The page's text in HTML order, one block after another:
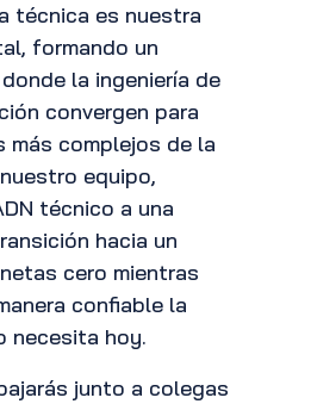
técnica es nuestra
formando un
la ingeniería de
convergen para
complejos de la
equipo,
técnico a una
hacia un
cero mientras
confiable la
necesita hoy.
junto a colegas